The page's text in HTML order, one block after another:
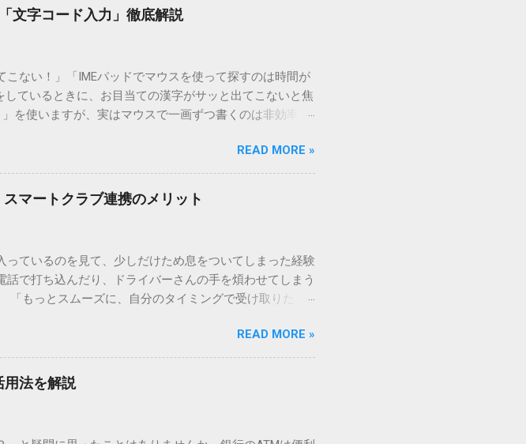
文字コード入力」徹底解説
ない！」「IMEパッドでマウスを使って探すのは時間が
ているときに、お目当ての漢字がサッと出てこないと焦
を使いますが、実はマウスで一画ずつ書くのは非効率で
「文字コード入力」のテクニックを詳しく解説します。
必要はありません。 1. なぜ「変換」しても旧字・外字
があるのでしょうか。その理由は、パソコンが文字を
漢字は、JIS規格（日本産業規格）によって「第1水
や地名に使われる非常に古い漢字（旧字）や、特定の組
ド です。パソコン上のすべての文字には、いわば「住
でも、この住所（コード）を直接指定すれば、確実に呼
で漢字を出す「16進数入力」 最も汎用性が高く、特別な
Unicode（例：20BB7）」を把握する。 入力モードを「半
ボードの**[Alt]キーを押しながら[X]キー**を押す。 入
注記： この方法は、特にMicrosoft Wordで非常に強力
READ MORE »
マートクラブ連携のメリット
ているのを見て、少しだけため息をついてしまった経験
で打ち込んだり、ドライバーさんの手を煩わせてしまう
もっとスムーズに、自分のタイミングで受け取りた
れらを活用するだけで、再配達のストレスは驚くほど軽く
取り術と、連携による具体的なメリットを徹底解説しま
まず押さえておきたいのが、佐川急便の個人向け無料
をリアルタイムで管理するための基盤となるサービスで
が、現在はLINEやアプリと紐付けることで、その利便
READ MORE »
用法を解説